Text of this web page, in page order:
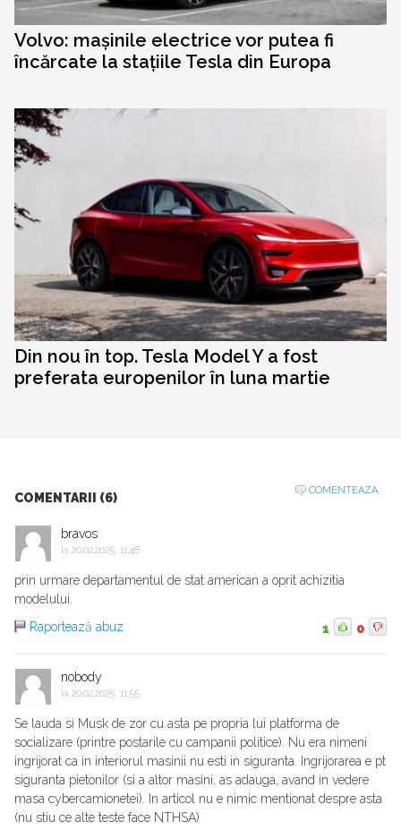
Volvo: mașinile electrice vor putea fi
încărcate la stațiile Tesla din Europa
Din nou în top. Tesla Model Y a fost
preferata europenilor în luna martie
COMENTARII (6)
COMENTEAZA
bravos
la 20.02.2025, 11:48
prin urmare departamentul de stat american a oprit achizitia
modelului.
Raportează abuz
1 0
nobody
la 20.02.2025, 11:55
Se lauda si Musk de zor cu asta pe propria lui platforma de
socializare (printre postarile cu campanii politice). Nu era nimeni
ingrijorat ca in interiorul masinii nu esti in siguranta. Ingrijorarea e pt
siguranta pietonilor (si a altor masini, as adauga, avand in vedere
masa cybercamionetei). In articol nu e nimic mentionat despre asta
(nu stiu ce alte teste face NTHSA)